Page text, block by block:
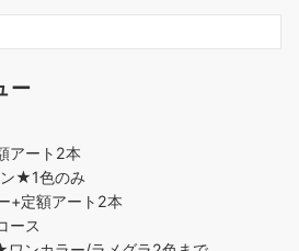
ー
アート2本
★1色のみ
+定額アート2本
ース